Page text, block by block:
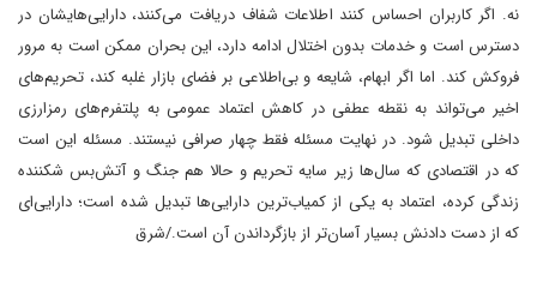
نه. اگر کاربران احساس کنند اطلاعات شفاف دریافت می‌کنند، دارایی‌هایشان در
دسترس است و خدمات بدون اختلال ادامه دارد، این بحران ممکن است به مرور
فروکش کند. اما اگر ابهام، شایعه و بی‌اطلاعی بر فضای بازار غلبه کند، تحریم‌های
اخیر می‌تواند به نقطه عطفی در کاهش اعتماد عمومی به پلتفرم‌های رمزارزی
داخلی تبدیل شود. در نهایت مسئله فقط چهار صرافی نیستند. مسئله این است
که در اقتصادی که سال‌ها زیر سایه تحریم و حالا هم جنگ و آتش‌بس شکننده
زندگی کرده، اعتماد به یکی از کمیاب‌ترین دارایی‌ها تبدیل شده است؛ دارایی‌ای
که از دست دادنش بسیار آسان‌تر از بازگرداندن آن است./شرق